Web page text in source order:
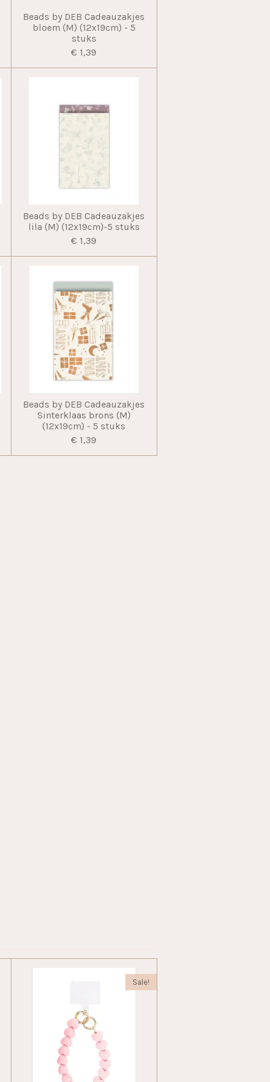
Beads by DEB Cadeauzakjes
bloem (M) (12x19cm) - 5
stuks
€ 1,39
Beads by DEB Cadeauzakjes
lila (M) (12x19cm)-5 stuks
€ 1,39
Beads by DEB Cadeauzakjes
Sinterklaas brons (M)
(12x19cm) - 5 stuks
€ 1,39
Sale!